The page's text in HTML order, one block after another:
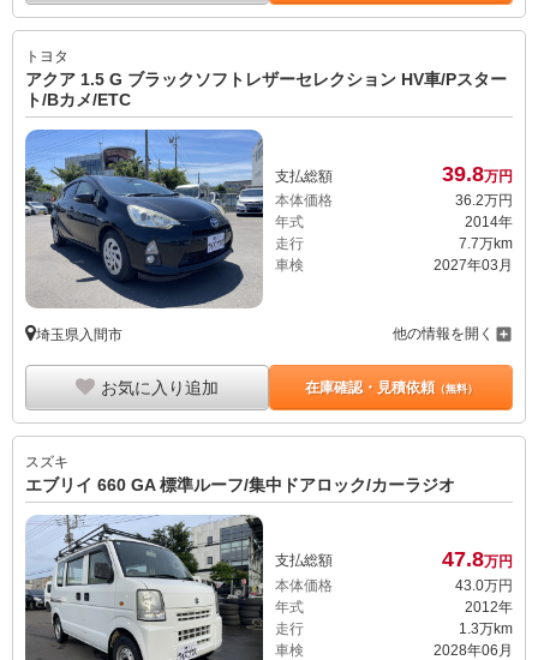
トヨタ
アクア 1.5 G ブラックソフトレザーセレクション HV車/Pスター
ト/Bカメ/ETC
支払総額 39.8万円
本体価格
36.2万円
年式
2014年
走行
7.7万km
車検
2027年03月
埼玉県入間市 他の情報を開く
お気に入り追加 在庫確認・見積依頼（無料）
スズキ
エブリイ 660 GA 標準ルーフ/集中ドアロック/カーラジオ
支払総額 47.8万円
本体価格
43. 0万円
年式
2012年
走行
1.3万km
車検
2028年06月